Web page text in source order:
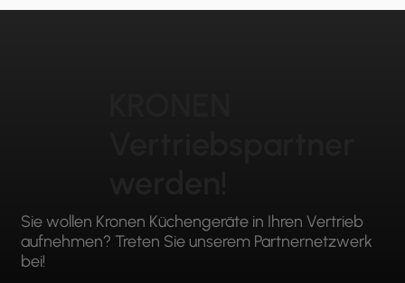
Sie wollen Kronen Küchengeräte in Ihren Vertrieb
aufnehmen? Treten Sie unserem Partnernetzwerk
bei!